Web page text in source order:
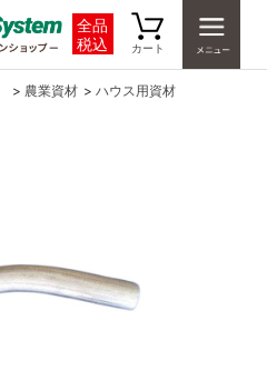
全品
税込
カート
> 農業資材 > ハウス用資材